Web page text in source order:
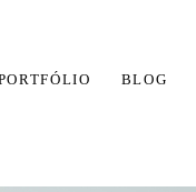
BLOG